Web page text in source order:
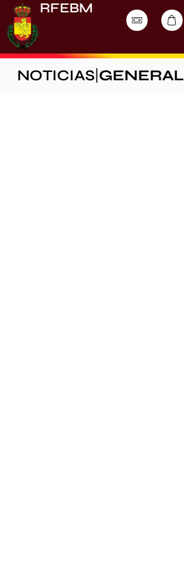
RFEBM
NOTICIAS GENERAL